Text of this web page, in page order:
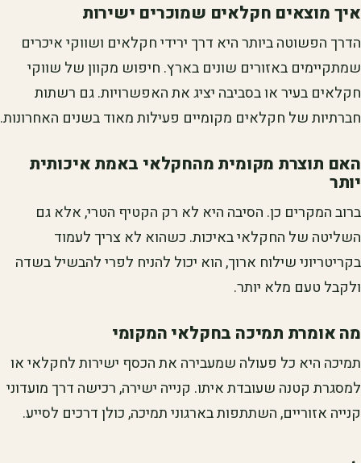
איך מוצאים חקלאים שמוכרים ישירות
הדרך הפשוטה ביותר היא דרך ירידי חקלאים ושווקי איכרים
שמתקיימים באזורים שונים בארץ. חיפוש מקוון של שווקי
חקלאים בעיר או בסביבה יציג את האפשרויות. גם רשתות
חברתיות של חקלאים מקומיים פעילות מאוד בשנים האחרונות.
האם תוצרת מקומית מהחקלאי באמת איכותית
יותר
ברוב המקרים כן. הסיבה היא לא רק הקטיף הטרי, אלא גם
השליטה של החקלאי באיכות. כשהוא לא צריך לעמוד
בקריטריוני שילוח ארוך, הוא יכול להניח לפרי להבשיל בשדה
ולקבל טעם מלא יותר.
מה אומרת תמיכה בחקלאי המקומי
תמיכה היא כל פעולה שמעבירה את הכסף ישירות לחקלאי או
למסגרת קטנה שעובדת איתו. קנייה ישירה, רכישה דרך מועדוני
קנייה אזוריים, השתתפות בארגוני תמיכה, כולן דרכים לסייע.